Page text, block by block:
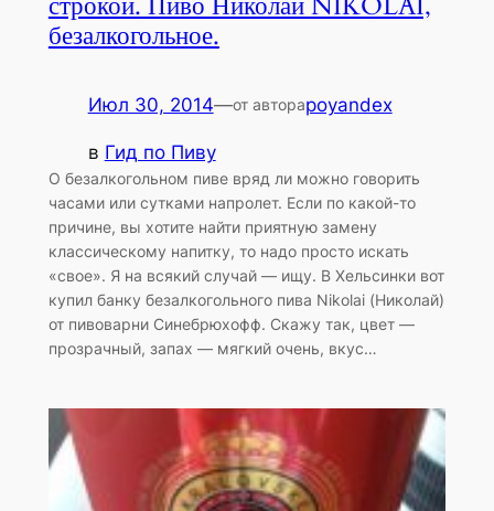
безалкогольное.
Июл 30, 2014—от автораpoyandex
в Гид по Пиву
О безалкогольном пиве вряд ли можно говорить
часами или сутками напролет. Если по какой-то
причине, вы хотите найти приятную замену
классическому напитку, то надо просто искать
«свое». Я на всякий случай — ищу. В Хельсинки вот
купил банку безалкогольного пива Nikolai (Николай)
от пивоварни Синебрюхофф. Скажу так, цвет —
прозрачный, запах — мягкий очень, вкус…